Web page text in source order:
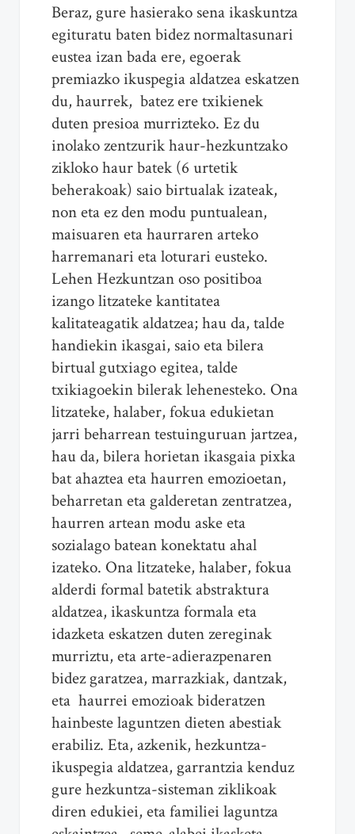
Beraz, gure hasierako sena ikaskuntza
egituratu baten bidez normaltasunari
eustea izan bada ere, egoerak
premiazko ikuspegia aldatzea eskatzen
du, haurrek, batez ere txikienek
duten presioa murrizteko. Ez du
inolako zentzurik haur-hezkuntzako
zikloko haur batek (6 urtetik
beherakoak) saio birtualak izateak,
non eta ez den modu puntualean,
maisuaren eta haurraren arteko
harremanari eta loturari eusteko.
Lehen Hezkuntzan oso positiboa
izango litzateke kantitatea
kalitateagatik aldatzea; hau da, talde
handiekin ikasgai, saio eta bilera
birtual gutxiago egitea, talde
txikiagoekin bilerak lehenesteko. Ona
litzateke, halaber, fokua edukietan
jarri beharrean testuinguruan jartzea,
hau da, bilera horietan ikasgaia pixka
bat ahaztea eta haurren emozioetan,
beharretan eta galderetan zentratzea,
haurren artean modu aske eta
sozialago batean konektatu ahal
izateko. Ona litzateke, halaber, fokua
alderdi formal batetik abstraktura
aldatzea, ikaskuntza formala eta
idazketa eskatzen duten zereginak
murriztu, eta arte-adierazpenaren
bidez garatzea, marrazkiak, dantzak,
eta haurrei emozioak bideratzen
hainbeste laguntzen dieten abestiak
erabiliz. Eta, azkenik, hezkuntza-
ikuspegia aldatzea, garrantzia kenduz
gure hezkuntza-sisteman ziklikoak
diren edukiei, eta familiei laguntza